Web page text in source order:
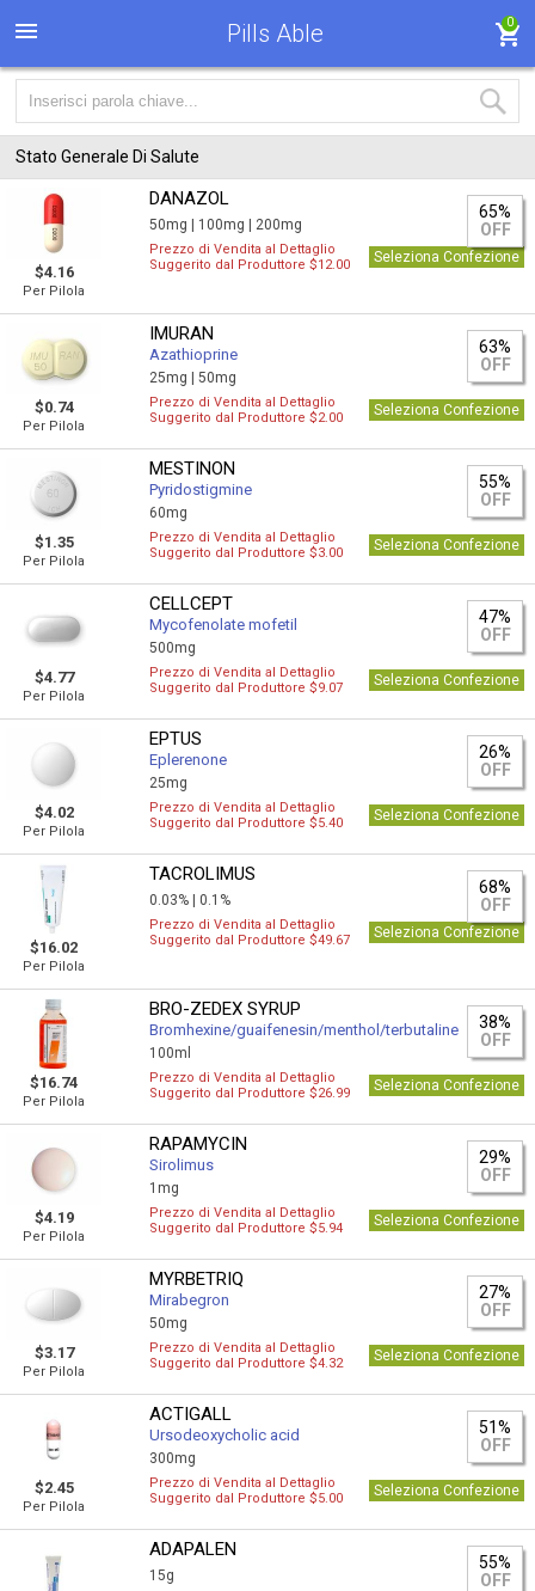
Pills Able 0
Stato Generale Di Salute
$4.16
Per Pilola
DANAZOL
50mg | 100mg | 200mg
65%
OFF
Prezzo di Vendita al Dettaglio
Suggerito dal Produttore $12.00
Seleziona Confezione
$0.74
Per Pilola
IMURAN
Azathioprine
25mg |50mg
63%
OFF
Prezzo di Vendita al Dettaglio
Suggerito dal Produttore $2.00
Seleziona Confezione
$1.35
Per Pilola
MESTINON
Pyridostigmine
60mg
55%
OFF
Prezzo di Vendita al Dettaglio
Suggerito dal Produttore $3.00
Seleziona Confezione
$4.77
Per Pilola
CELLCEPT
Mycofenolate mofetil
500mg
47%
OFF
Prezzo di Vendita al Dettaglio
Suggerito dal Produttore $9.07
Seleziona Confezione
$4.02
Per Pilola
EPTUS
Eplerenone
25mg
26%
OFF
Prezzo di Vendita al Dettaglio
Suggerito dal Produttore $5.40
Seleziona Confezione
$16.02
Per Pilola
TACROLIMUS
0.03% |0.1%
68%
OFF
Prezzo di Vendita al Dettaglio
Suggerito dal Produttore $49.67
Seleziona Confezione
$16.74
Per Pilola
BRO-ZEDEX SYRUP
Bromhexine/guaifenesin/menthol/terbutaline
100ml
38%
OFF
Prezzo di Vendita al Dettaglio
Suggerito dal Produttore $26.99
Seleziona Confezione
$4.19
Per Pilola
RAPAMYCIN
Sirolimus
1mg
29%
OFF
Prezzo di Vendita al Dettaglio
Suggerito dal Produttore $5.94
Seleziona Confezione
$3.17
Per Pilola
MYRBETRIQ
Mirabegron
50mg
27%
OFF
Prezzo di Vendita al Dettaglio
Suggerito dal Produttore $4.32
Seleziona Confezione
$2.45
Per Pilola
ACTIGALL
Ursodeoxycholic acid
300mg
51%
OFF
Prezzo di Vendita al Dettaglio
Suggerito dal Produttore $5.00
Seleziona Confezione
ADAPALEN
15g
55%
OFF